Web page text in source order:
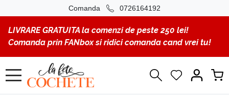
Comanda 0726164192
LIVRARE GRATUITA la comenzi de peste 250 lei!
Comanda prin FANbox si ridici comanda cand vrei tu!